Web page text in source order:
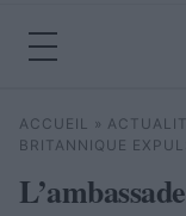
Rechercher
ACCUEIL »
BRITANNIQUE